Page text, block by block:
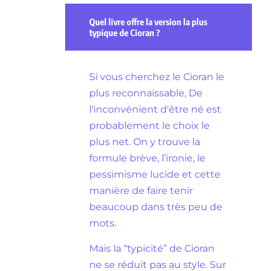
Quel livre offre la version la plus
typique de Cioran ?
Si vous cherchez le Cioran le
plus reconnaissable, De
l'inconvénient d'être né est
probablement le choix le
plus net. On y trouve la
formule brève, l’ironie, le
pessimisme lucide et cette
manière de faire tenir
beaucoup dans très peu de
mots.
Mais la “typicité” de Cioran
ne se réduit pas au style. Sur